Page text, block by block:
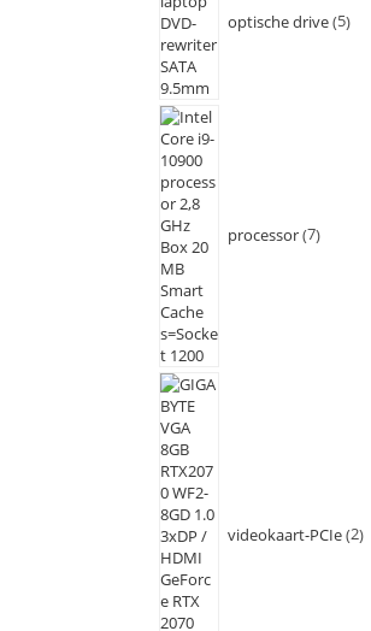
optische drive 5
processor 7
videokaart-PCIe 2